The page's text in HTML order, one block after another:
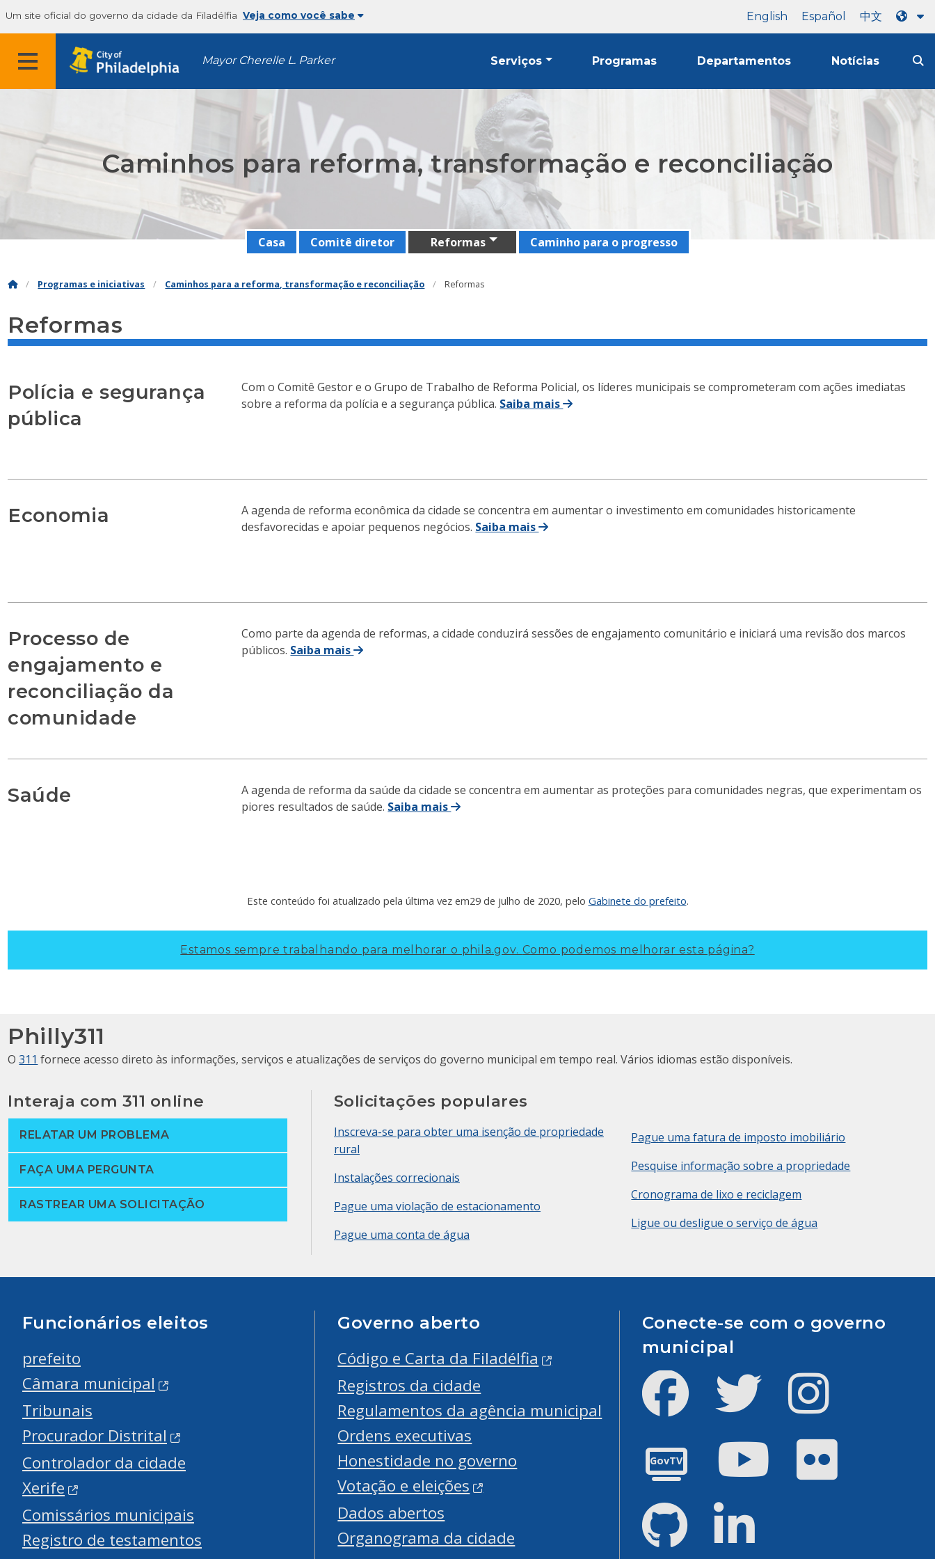
Um site oficial do governo da cidade da Filadélfia Veja como você sabe English Español 中文
Mayor Cherelle L. Parker Serviços Programas Departamentos Notícias
Caminhos para reforma, transformação e reconciliação
Casa Comitê diretor Reformas Caminho para o progresso
Programas e iniciativas Caminhos para a reforma, transformação e reconciliação Reformas
Reformas
Polícia e segurança
pública
Com o Comitê Gestor e o Grupo de Trabalho de Reforma Policial, os líderes municipais se comprometeram com ações imediatas
sobre a reforma da polícia e a segurança pública. Saiba mais
Economia
A agenda de reforma econômica da cidade se concentra em aumentar o investimento em comunidades historicamente
desfavorecidas e apoiar pequenos negócios. Saiba mais
Processo de
engajamento e
reconciliação da
comunidade
Como parte da agenda de reformas, a cidade conduzirá sessões de engajamento comunitário e iniciará uma revisão dos marcos
públicos. Saiba mais
Saúde
A agenda de reforma da saúde da cidade se concentra em aumentar as proteções para comunidades negras, que experimentam os
piores resultados de saúde. Saiba mais
Este conteúdo foi atualizado pela última vez em29 de julho de 2020, pelo Gabinete do prefeito.
Estamos sempre trabalhando para melhorar o phila.gov. Como podemos melhorar esta página?
Philly311
O311 fornece acesso direto às informações, serviços e atualizações de serviços do governo municipal em tempo real. Vários idiomas estão disponíveis.
Interaja com 311 online
RELATAR UM PROBLEMA
FAÇA UMA PERGUNTA
RASTREAR UMA SOLICITAÇÃO
Solicitações populares
Inscreva-se para obter uma isenção de propriedade
rural
Instalações correcionais
Pague uma violação de estacionamento
Pague uma conta de água
Pague uma fatura de imposto imobiliário
Pesquise informação sobre a propriedade
Cronograma de lixo e reciclagem
Ligue ou desligue o serviço de água
Funcionários eleitos
prefeito
Câmara municipal
Tribunais
Procurador Distrital
Controlador da cidade
Xerife
Comissários municipais
Registro de testamentos
Governo aberto
Código e Carta da Filadélfia
Registros da cidade
Regulamentos da agência municipal
Ordens executivas
Honestidade no governo
Votação e eleições
Dados abertos
Organograma da cidade
Conecte-se com o governo
municipal
FacebookTwitter Instagram
GovTV
Youtube Flickr
GitHub